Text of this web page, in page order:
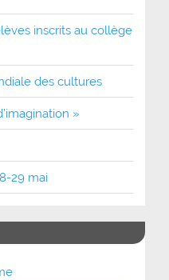
inscrits au collège
des cultures
»
29 mai